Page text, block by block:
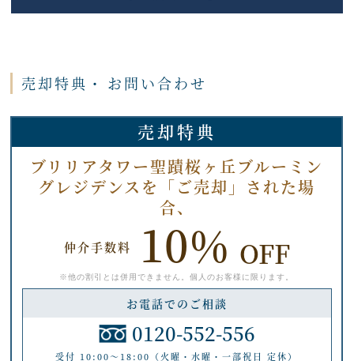
売却特典・ お問い合わせ
売却特典
ブリリアタワー聖蹟桜ヶ丘ブルーミン
グレジデンスを「ご売却」された場
合、
仲介手数料 10% OFF
※他の割引とは併用できません。個人のお客様に限ります。
お電話でのご相談
0120-552-556
受付 10:00～18:00（火曜・水曜・一部祝日 定休）